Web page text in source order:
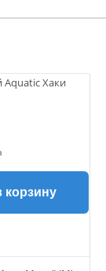
Хаки
корзину